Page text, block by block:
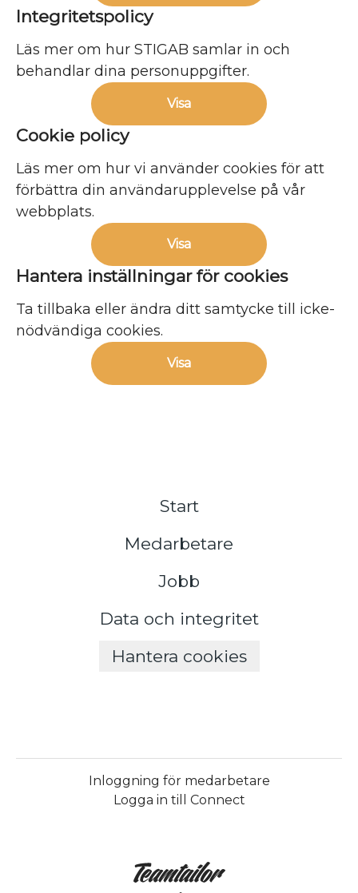
Integritetspolicy
Läs mer om hur STIGAB samlar in och
behandlar dina personuppgifter.
Visa
Cookie policy
Läs mer om hur vi använder cookies för att
förbättra din användarupplevelse på vår
webbplats.
Visa
Hantera inställningar för cookies
Ta tillbaka eller ändra ditt samtycke till icke-
nödvändiga cookies.
Visa
Start
Medarbetare
Jobb
Data och integritet
Hantera cookies
Inloggning för medarbetare
Logga in till Connect